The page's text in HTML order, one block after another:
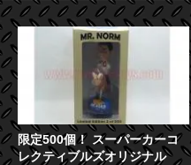
限定500個！ スーパーカーコ
レクティブルズオリジナル